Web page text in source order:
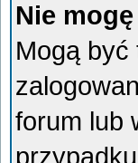
Nie
Mogą być
forum lub